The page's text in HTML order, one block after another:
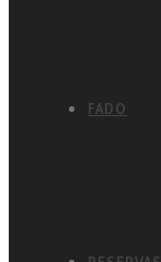
FADO